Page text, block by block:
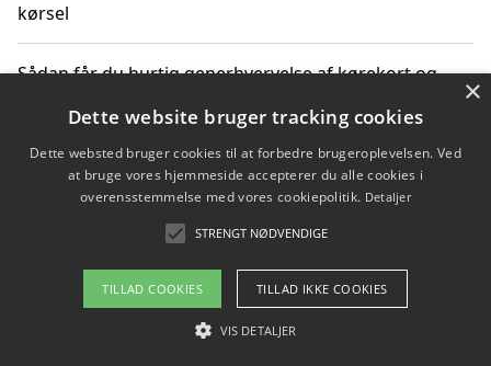
kørsel
Sådan får du hurtig generhvervelse af kørekort og
Sådan lærer du miljørigtig kørsel hos en køreskole i
Gentofte
Copyright 2026 - Pilanto Aps
Om / kontakt
×
Dette website bruger tracking cookies
Dette websted bruger cookies til at forbedre brugeroplevelsen. Ved
at bruge vores hjemmeside accepterer du alle cookies i
overensstemmelse med vores cookiepolitik. Detaljer
STRENGT NØDVENDIGE
TILLAD COOKIES TILLAD IKKE COOKIES
VIS DETALJER